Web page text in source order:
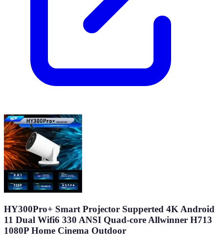
HY300Pro+ Smart Projector Supperted 4K Android
11 Dual Wifi6 330 ANSI Quad-core Allwinner H713
1080P Home Cinema Outdoor